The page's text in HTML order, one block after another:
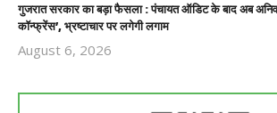
गुजरात सरकार का बड़ा फैसला : पंचायत ऑडिट के बाद अब
कॉन्फ्रेंस’, भ्रष्टाचार पर लगेगी लगाम
August 6, 2026